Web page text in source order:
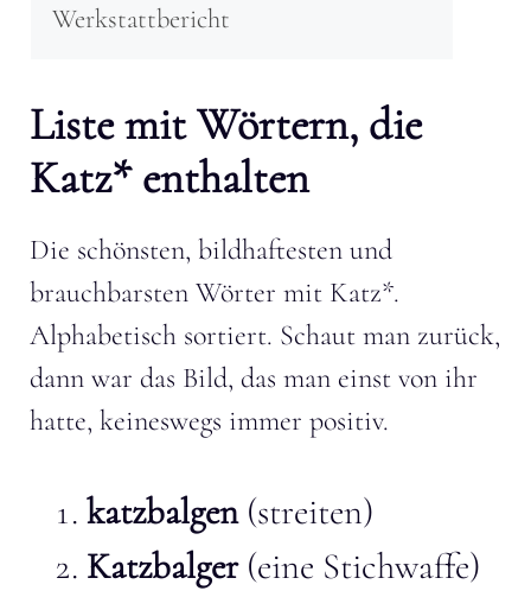
Werkstattbericht
Liste mit Wörtern, die
Katz* enthalten
Die schönsten, bildhaftesten und
brauchbarsten Wörter mit Katz*.
Alphabetisch sortiert. Schaut man zurück,
dann war das Bild, das man einst von ihr
hatte, keineswegs immer positiv.
katzbalgen(streiten)
Katzbalger(eine Stichwaffe)